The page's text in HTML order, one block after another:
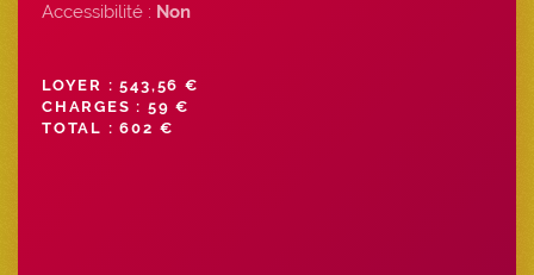
Accessibilité : Non
LOYER : 543,56 €
CHARGES : 59 €
TOTAL : 602 €